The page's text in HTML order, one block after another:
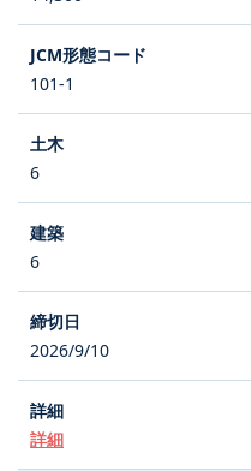
101-1
6
6
2026/9/10
詳細